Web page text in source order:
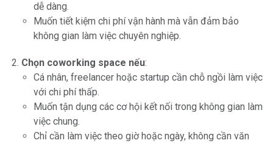
dễ dàng.
Muốn tiết kiệm chi phí vận hành mà vẫn đảm bảo
không gian làm việc chuyên nghiệp.
Chọn coworking space nếu:
Cá nhân, freelancer hoặc startup cần chỗ ngồi làm việc
với chi phí thấp.
Muốn tận dụng các cơ hội kết nối trong không gian làm
việc chung.
Chỉ cần làm việc theo giờ hoặc ngày, không cần văn